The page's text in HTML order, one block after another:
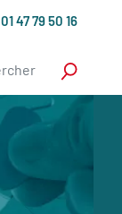
01 47 79 50 16